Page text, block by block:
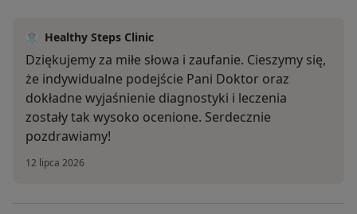
Healthy Steps Clinic
Dziękujemy za miłe słowa i zaufanie. Cieszymy się,
że indywidualne podejście Pani Doktor oraz
dokładne wyjaśnienie diagnostyki i leczenia
zostały tak wysoko ocenione. Serdecznie
pozdrawiamy!
12 lipca 2026